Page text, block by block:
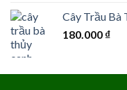
Cây Trầu Bà
180.000 ₫